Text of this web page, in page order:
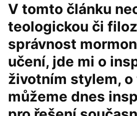
V tomto článku
teologickou či
správnost
učení, jde mi o
životním stylem, o
můžeme dnes